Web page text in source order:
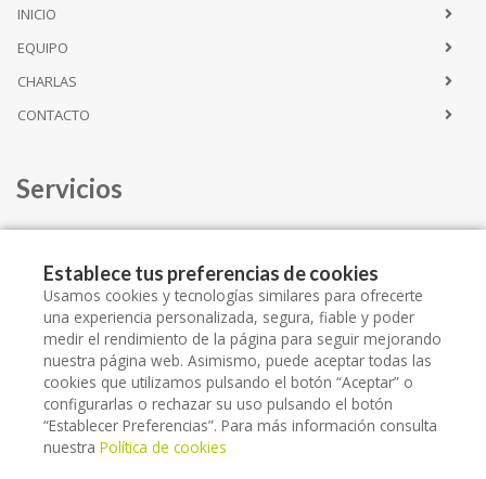
INICIO
EQUIPO
CHARLAS
CONTACTO
Servicios
ALQUILER
ESPACIO LLORET SALUT
Copyright © 2026 ORTOPEDIA LLORET SALUT -
Establece tus preferencias de cookies
Usamos cookies y tecnologías similares para ofrecerte
una experiencia personalizada, segura, fiable y poder
medir el rendimiento de la página para seguir mejorando
nuestra página web. Asimismo, puede aceptar todas las
cookies que utilizamos pulsando el botón “Aceptar” o
configurarlas o rechazar su uso pulsando el botón
“Establecer Preferencias”. Para más información consulta
nuestra Política de cookies